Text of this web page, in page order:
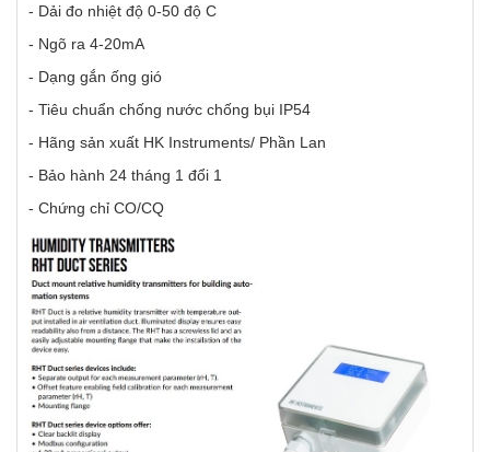
- Dải đo nhiệt độ 0-50 độ C
- Ngõ ra 4-20mA
- Dạng gắn ống gió
- Tiêu chuẩn chống nước chống bụi IP54
- Hãng sản xuất HK Instruments/ Phần Lan
- Bảo hành 24 tháng 1 đổi 1
- Chứng chỉ CO/CQ